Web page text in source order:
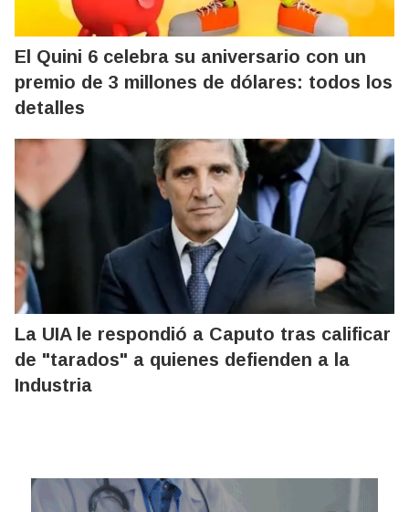
El Quini 6 celebra su aniversario con un
premio de 3 millones de dólares: todos los
detalles
La UIA le respondió a Caputo tras calificar
de "tarados" a quienes defienden a la
Industria